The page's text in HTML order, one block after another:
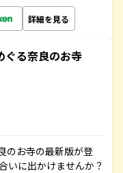
詳細を見る
る奈良のお寺
のお寺の最新版が登
いに出かけませんか？